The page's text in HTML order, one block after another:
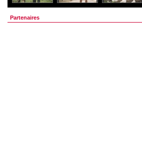
Partenaires